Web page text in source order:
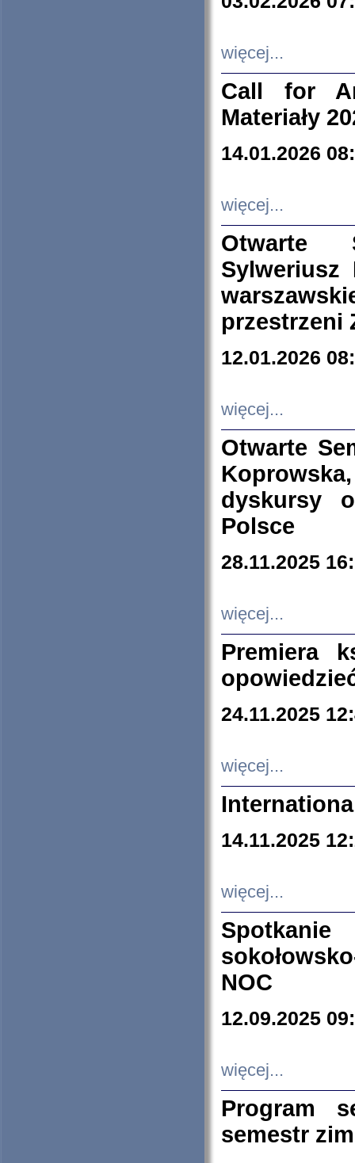
więcej...
Call for
Materiały
14.01.2026
więcej...
Otwarte
Sylweriusz
przestrzeni
12.01.2026
więcej...
Otwarte
dyskursy
Polsce
28.11.2025
więcej...
Premiera
24.11.2025
więcej...
14.11.2025
więcej...
NOC
12.09.2025
więcej...
Program
semestr